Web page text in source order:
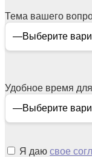
Тема вашего
Удобное время
Я даю свое